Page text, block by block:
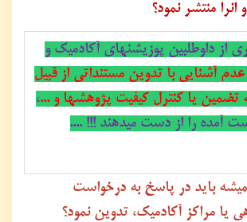
انرا منتشر نمود؟
از داوطلبین پوزیشنهای آکادمیک و
عدم آشنایی با تدوین مستنداتی از قبیل
تضمین یا کنترل کیفیت پژوهشها و ...،
آمده را از دست میدهند !!! ....
باید در پاسخ به درخواست
یا مراکز آکادمیک، تدوین نمود؟